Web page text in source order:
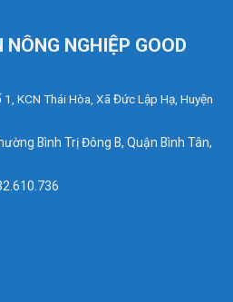
NGHIỆP GOOD
KCN Thái Hòa, Xã Đức Lập Hạ, Huyện
Bình Trị Đông B, Quận Bình Tân,